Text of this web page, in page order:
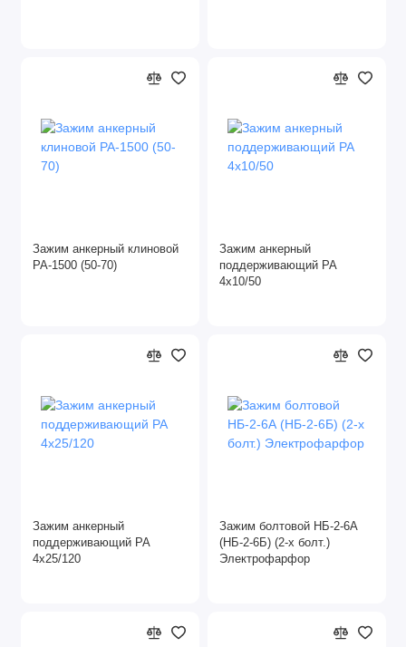
Зажим анкерный клиновой
РА-1500 (50-70)
Зажим анкерный
поддерживающий РА
4х10/50
Зажим анкерный
поддерживающий РА
4х25/120
Зажим болтовой НБ-2-6А
(НБ-2-6Б) (2-х болт.)
Электрофарфор